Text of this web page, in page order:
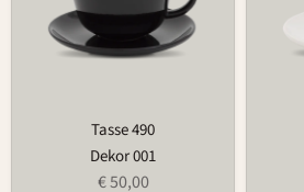
Tasse 490
Dekor 001
€ 50,00